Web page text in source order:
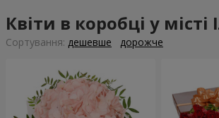
Квіти в коробці у місті
Сортування: дешевше дорожче